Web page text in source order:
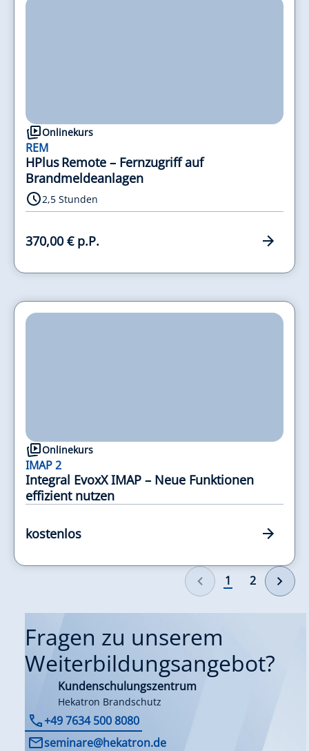
Onlinekurs
REM
HPlus Remote – Fernzugriff auf
Brandmeldeanlagen
2,5 Stunden
370,00 € p.P.
Onlinekurs
IMAP 2
Integral EvoxX IMAP – Neue Funktionen
effizient nutzen
kostenlos
1 2
Fragen zu unserem
Weiterbildungsangebot?
Kundenschulungszentrum
Hekatron Brandschutz
+49 7634 500 8080
seminare@hekatron.de